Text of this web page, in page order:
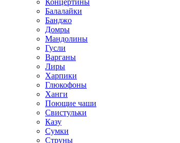
Концертины
Балалайки
Банджо
Домры
Мандолины
Гусли
Варганы
Лиры
Харпики
Глюкофоны
Ханги
Поющие чаши
Свистульки
Казу
Сумки
Струны